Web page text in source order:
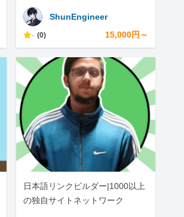
ShunEngineer
- (0) 15,000円～
日本語リンクビルダー|1000以上
の独自サイトネットワーク